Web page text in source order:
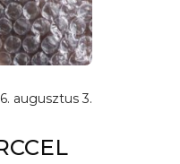
augusztus 3.